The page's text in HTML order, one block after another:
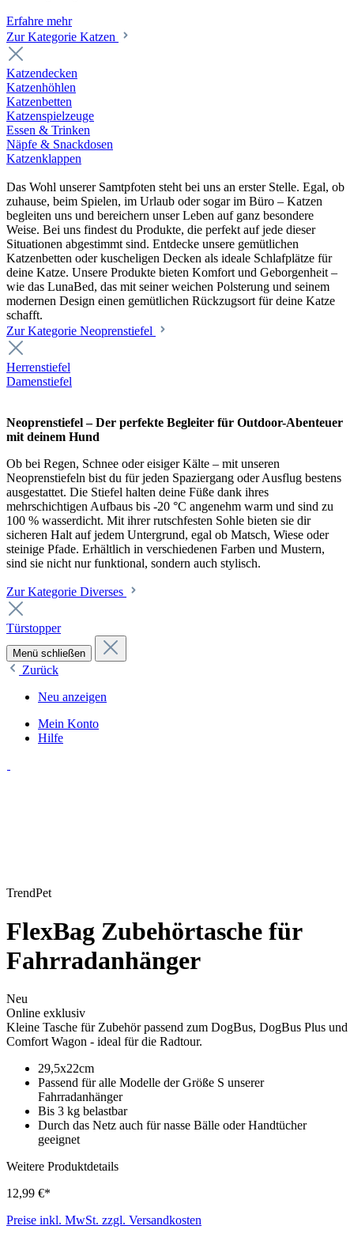
Erfahre mehr
Zur Kategorie Katzen
Katzendecken
Katzenhöhlen
Katzenbetten
Katzenspielzeuge
Essen & Trinken
Näpfe & Snackdosen
Katzenklappen
Das Wohl unserer Samtpfoten steht bei uns an erster Stelle. Egal, ob
zuhause, beim Spielen, im Urlaub oder sogar im Büro – Katzen
begleiten uns und bereichern unser Leben auf ganz besondere
Weise. Bei uns findest du Produkte, die perfekt auf jede dieser
Situationen abgestimmt sind. Entdecke unsere gemütlichen
Katzenbetten oder kuscheligen Decken als ideale Schlafplätze für
deine Katze. Unsere Produkte bieten Komfort und Geborgenheit –
wie das LunaBed, das mit seiner weichen Polsterung und seinem
modernen Design einen gemütlichen Rückzugsort für deine Katze
schafft.
Zur Kategorie Neoprenstiefel
Herrenstiefel
Damenstiefel
Neoprenstiefel – Der perfekte Begleiter für Outdoor-Abenteuer
mit deinem Hund
Ob bei Regen, Schnee oder eisiger Kälte – mit unseren
Neoprenstiefeln bist du für jeden Spaziergang oder Ausflug bestens
ausgestattet. Die Stiefel halten deine Füße dank ihres
mehrschichtigen Aufbaus bis -20 °C angenehm warm und sind zu
100 % wasserdicht. Mit ihrer rutschfesten Sohle bieten sie dir
sicheren Halt auf jedem Untergrund, egal ob Matsch, Wiese oder
steinige Pfade. Erhältlich in verschiedenen Farben und Mustern,
sind sie nicht nur funktional, sondern auch stylisch.
Zur Kategorie Diverses
Türstopper
Menü schließen
Zurück
Neu anzeigen
Mein Konto
Hilfe
TrendPet
FlexBag Zubehörtasche für
Fahrradanhänger
Neu
Online exklusiv
Kleine Tasche für Zubehör passend zum DogBus, DogBus Plus und
Comfort Wagon - ideal für die Radtour.
29,5x22cm
Passend für alle Modelle der Größe S unserer
Fahrradanhänger
Bis 3 kg belastbar
Durch das Netz auch für nasse Bälle oder Handtücher
geeignet
Weitere Produktdetails
12,99 €*
Preise inkl. MwSt. zzgl. Versandkosten